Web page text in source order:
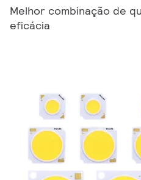
Melhor combinação de
eficácia